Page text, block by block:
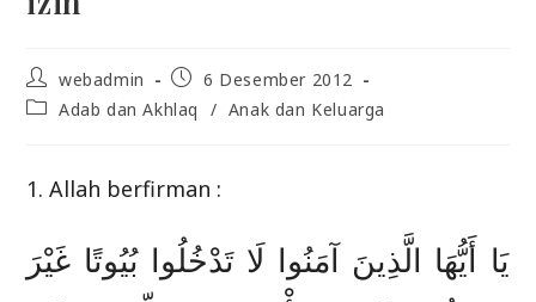
Post
author:
webadmin
Post
published:
6 Desember 2012
PostAdab dan Akhlaq / Anak dan Keluarga
1. Allah berfirman :
يَا أَيُّهَا الَّذِينَ آمَنُوا لَا تَدْخُلُوا بُيُوتًا غَيْرَ